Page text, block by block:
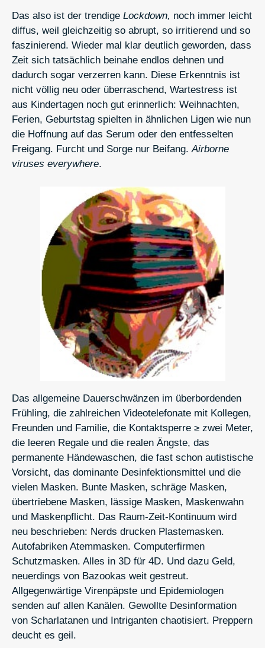
Das also ist der trendige Lockdown, noch immer leicht
diffus, weil gleichzeitig so abrupt, so irritierend und so
faszinierend. Wieder mal klar deutlich geworden, dass
Zeit sich tatsächlich beinahe endlos dehnen und
dadurch sogar verzerren kann. Diese Erkenntnis ist
nicht völlig neu oder überraschend, Wartestress ist
aus Kindertagen noch gut erinnerlich: Weihnachten,
Ferien, Geburtstag spielten in ähnlichen Ligen wie nun
die Hoffnung auf das Serum oder den entfesselten
Freigang. Furcht und Sorge nur Beifang.Airborne
viruses everywhere.
Das allgemeine Dauerschwänzen im überbordenden
Frühling, die zahlreichen Videotelefonate mit Kollegen,
Freunden und Familie, die Kontaktsperre ≥ zwei Meter,
die leeren Regale und die realen Ängste, das
permanente Händewaschen, die fast schon autistische
Vorsicht, das dominante Desinfektionsmittel und die
vielen Masken. Bunte Masken, schräge Masken,
übertriebene Masken, lässige Masken, Maskenwahn
und Maskenpflicht. Das Raum-Zeit-Kontinuum wird
neu beschrieben: Nerds drucken Plastemasken.
Autofabriken Atemmasken. Computerfirmen
Schutzmasken. Alles in 3D für 4D. Und dazu Geld,
neuerdings von Bazookas weit gestreut.
Allgegenwärtige Virenpäpste und Epidemiologen
senden auf allen Kanälen. Gewollte Desinformation
von Scharlatanen und Intriganten chaotisiert. Preppern
deucht es geil.